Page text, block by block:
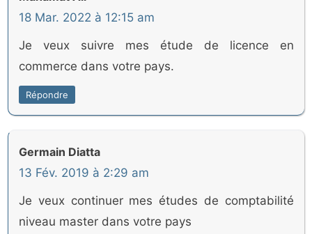
18 Mar. 2022 à 12:15 am
Je veux suivre mes étude de licence en
commerce dans votre pays.
Répondre
Germain Diatta
13 Fév. 2019 à 2:29 am
Je veux continuer mes études de comptabilité
niveau master dans votre pays